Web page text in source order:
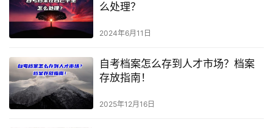
么处理？
2024年6月11日
自考档案怎么存到人才市场？档案
存放指南！
2025年12月16日